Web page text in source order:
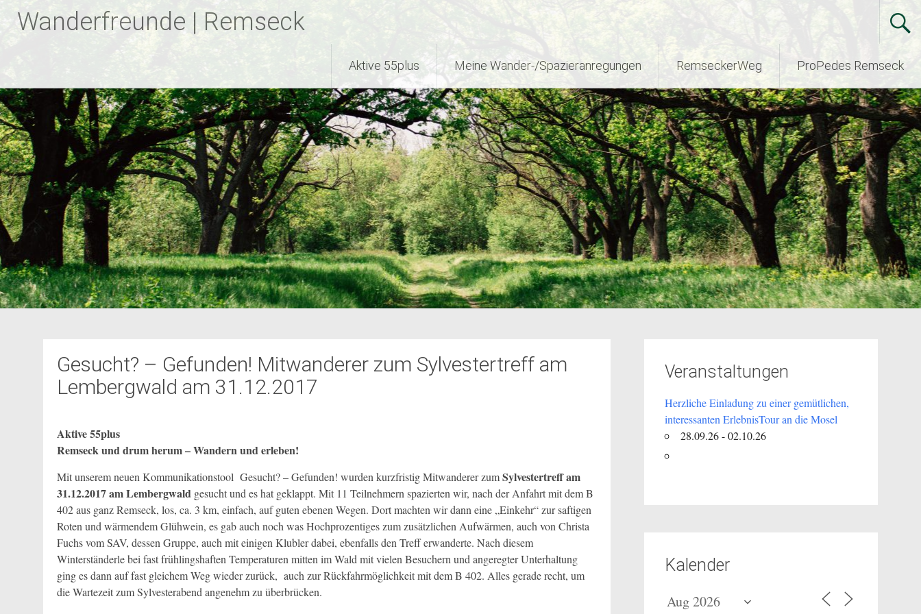
InhaltWanderfreunde | Remseck
Aktive 55plus Meine Wander-/Spazieranregungen RemseckerWeg ProPedes Remseck
Gesucht? – Gefunden! Mitwanderer zum Sylvestertreff am
Lembergwald am 31.12.2017
Aktive 55plus
Remseck und drum herum – Wandern und erleben!
Mit unserem neuen Kommunikationstool Gesucht? – Gefunden! wurden kurzfristig Mitwanderer zumSylvestertreff am
31.12.2017 am Lembergwald gesucht und es hat geklappt. Mit 11 Teilnehmern spazierten wir, nach der Anfahrt mit dem B
402 aus ganz Remseck, los, ca. 3 km, einfach, auf guten ebenen Wegen. Dort machten wir dann eine „Einkehr“ zur saftigen
Roten und wärmendem Glühwein, es gab auch noch was Hochprozentiges zum zusätzlichen Aufwärmen, auch von Christa
Fuchs vom SAV, dessen Gruppe, auch mit einigen Klubler dabei, ebenfalls den Treff erwanderte. Nach diesem
Winterständerle bei fast frühlingshaften Temperaturen mitten im Wald mit vielen Besuchern und angeregter Unterhaltung
ging es dann auf fast gleichem Weg wieder zurück, auch zur Rückfahrmöglichkeit mit dem B 402. Alles gerade recht, um
die Wartezeit zum Sylvesterabend angenehm zu überbrücken.
Veranstaltungen
Herzliche Einladung zu einer gemütlichen,
interessanten ErlebnisTour an die Mosel
28.09.26 - 02.10.26
Kalender